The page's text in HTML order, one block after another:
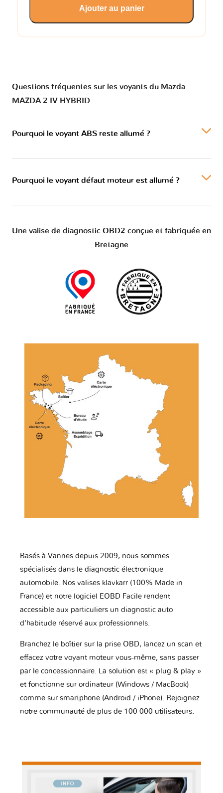
Ajouter au panier
Questions fréquentes sur les voyants du Mazda
MAZDA 2 IV HYBRID
Pourquoi le voyant ABS reste allumé ?
Pourquoi le voyant défaut moteur est allumé ?
Une valise de diagnostic OBD2 conçue et fabriquée en
Bretagne
Basés à Vannes depuis 2009, nous sommes
spécialisés dans le diagnostic électronique
automobile. Nos valises klavkarr (100% Made in
France) et notre logiciel EOBD Facile rendent
accessible aux particuliers un diagnostic auto
d'habitude réservé aux professionnels.
Branchez le boîtier sur la prise OBD, lancez un scan et
effacez votre voyant moteur vous-même, sans passer
par le concessionnaire. La solution est « plug & play »
et fonctionne sur ordinateur (Windows / MacBook)
comme sur smartphone (Android / iPhone). Rejoignez
notre communauté de plus de 100 000 utilisateurs.